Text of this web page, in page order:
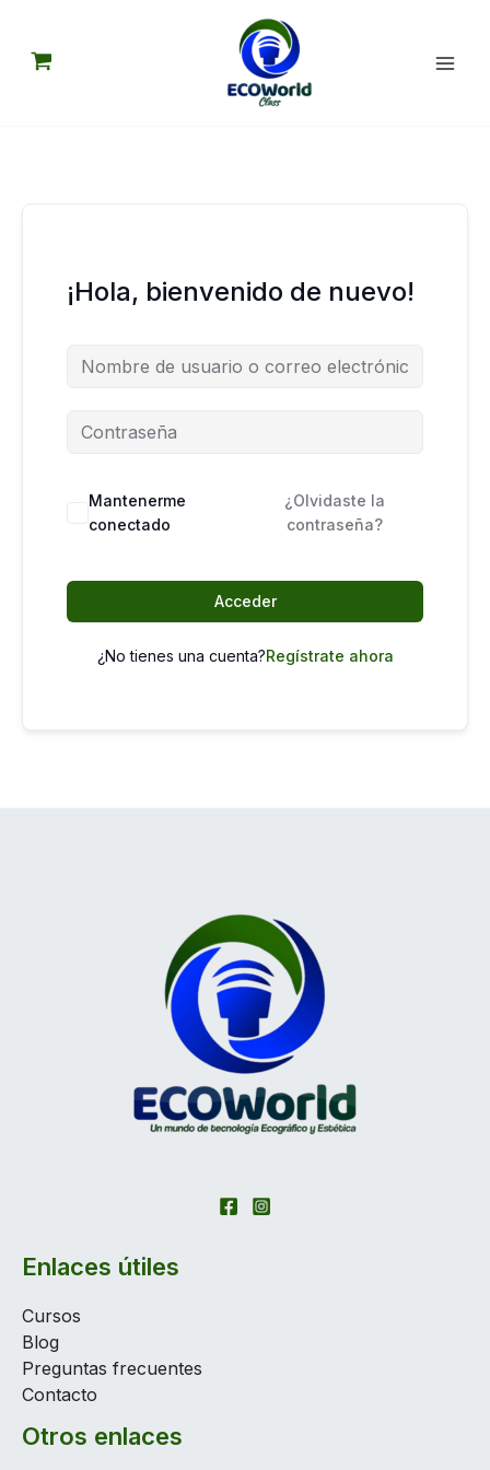
contenido
¡Hola, bienvenido de nuevo!
Mantenerme
conectado
¿Olvidaste la
contraseña?
Acceder
¿No tienes una cuenta?Regístrate ahora
Enlaces útiles
Cursos
Blog
Preguntas frecuentes
Contacto
Otros enlaces